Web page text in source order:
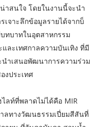
าสนใจ โดยในงานนี้จะนำ
เจาะลึกข้อมูลรายได้จากบ็
ทบาทในอุตสาหกรรม
ละเทศกาลความบันเทิง ที่มี
ำเสนอพัฒนาการความร่วม
งประเทศ
ลท์ที่พลาดไม่ได้คือ MIR
าลทางวัฒนธรรมเปี่ยมสีสันที่